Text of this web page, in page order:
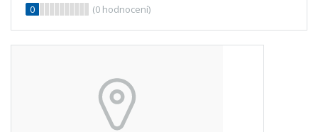
0
(0 hodnocení)